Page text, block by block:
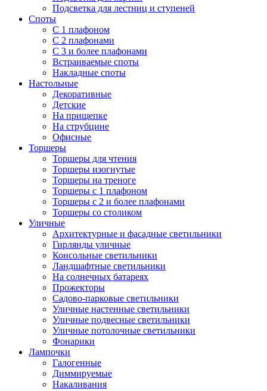
Подсветка для лестниц и ступеней
Споты
С 1 плафоном
С 2 плафонами
С 3 и более плафонами
Встраиваемые споты
Накладные споты
Настольные
Декоративные
Детские
На прищепке
На струбцине
Офисные
Торшеры
Торшеры для чтения
Торшеры изогнутые
Торшеры на треноге
Торшеры с 1 плафоном
Торшеры с 2 и более плафонами
Торшеры со столиком
Уличные
Архитектурные и фасадные светильники
Гирлянды уличные
Консольные светильники
Ландшафтные светильники
На солнечных батареях
Прожекторы
Садово-парковые светильники
Уличные настенные светильники
Уличные подвесные светильники
Уличные потолочные светильники
Фонарики
Лампочки
Галогенные
Диммируемые
Накаливания